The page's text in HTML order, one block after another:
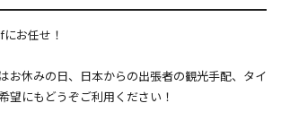
お任せ！
お休みの日、日本からの出張者の観光手配、タイ
望にもどうぞご利用ください！